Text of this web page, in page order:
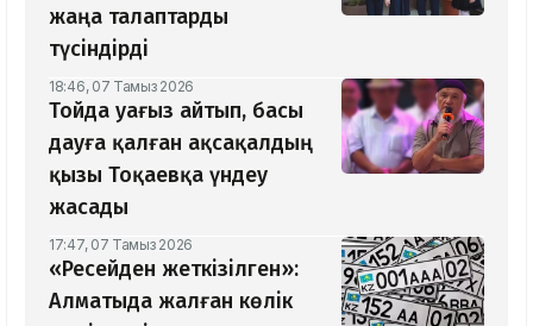
жаңа талаптарды
түсіндірді
18:46, 07 Тамыз 2026
Тойда уағыз айтып, басы
дауға қалған ақсақалдың
қызы Тоқаевқа үндеу
жасады
17:47, 07 Тамыз 2026
«Ресейден жеткізілген»:
Алматыда жалған көлік